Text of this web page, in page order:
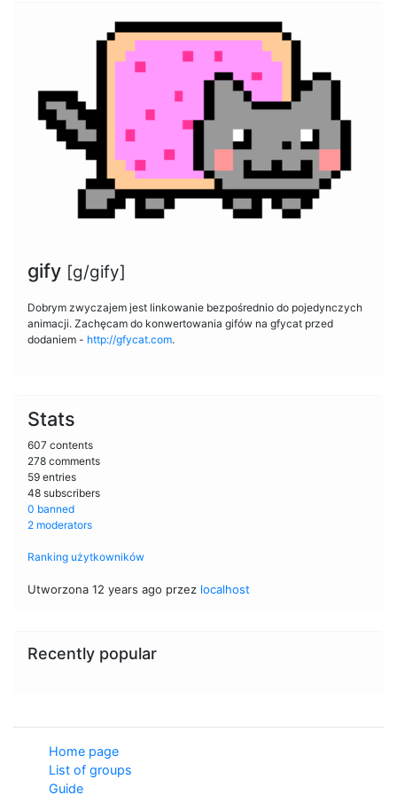
gify [g/gify]
Dobrym zwyczajem jest linkowanie bezpośrednio do pojedynczych
animacji. Zachęcam do konwertowania gifów na gfycat przed
dodaniem - http://gfycat.com.
Stats
607 contents
278 comments
59 entries
48 subscribers
0 banned
2 moderators
Ranking użytkowników
Utworzona 12 years ago przez localhost
Recently popular
Home page
List of groups
Guide